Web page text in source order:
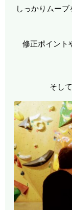
しっかりムー
修正ポイント
そし